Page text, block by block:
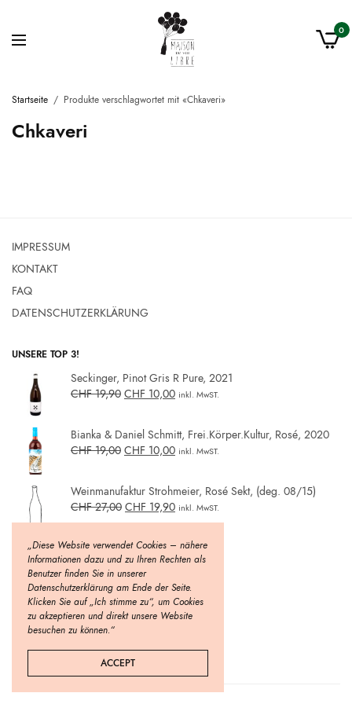
0
Startseite / Produkte verschlagwortet mit «Chkaveri»
Chkaveri
IMPRESSUM
KONTAKT
FAQ
DATENSCHUTZERKLÄRUNG
UNSERE TOP 3!
Seckinger, Pinot Gris R Pure, 2021
CHF19,90 CHF 10,00 inkl. MwST.
Bianka & Daniel Schmitt, Frei.Körper.Kultur, Rosé, 2020
CHF19,00 CHF 10,00 inkl. MwST.
Weinmanufaktur Strohmeier, Rosé Sekt, (deg. 08/15)
CHF27,00 CHF 19,90 inkl. MwST.
„Diese Website verwendet Cookies – nähere
Informationen dazu und zu Ihren Rechten als
Benutzer finden Sie in unserer
Datenschutzerklärung am Ende der Seite.
Klicken Sie auf „Ich stimme zu“, um Cookies
zu akzeptieren und direkt unsere Website
besuchen zu können.“
ACCEPT